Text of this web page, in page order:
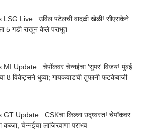
LSG Live : उर्विल पटेलची वादळी खेळी! सीएसकेने
5 गडी राखून केले पराभूत
MI Update : चेपॉकवर चेन्नईचा 'सुपर' विजय! मुंबई
8 विकेट्सने धुव्वा; गायकवाडची तुफानी फटकेबाजी
GT Update : CSKचा किल्ला उद्ध्वस्त! चेपॉकवर
कब्जा, चेन्नईचा लाजिरवाणा पराभव